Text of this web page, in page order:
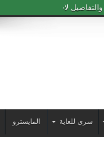
لاحقاً
سري للغاية المايسترو